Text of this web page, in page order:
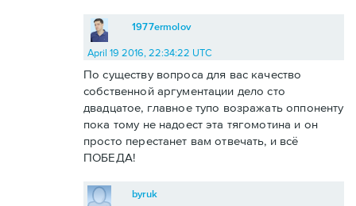
1977ermolov
April 19 2016, 22:34:22 UTC
По существу вопроса для вас качество
собственной аргументации дело сто
двадцатое, главное тупо возражать оппоненту
пока тому не надоест эта тягомотина и он
просто перестанет вам отвечать, и всё
ПОБЕДА!
byruk